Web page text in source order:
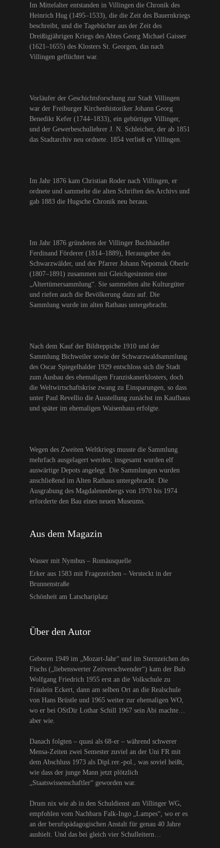
Im Mittelalter entstanden in Villingen die Chronik des
Heinrich Hug (1495–1533), die die Zeit des Bauernkriegs
beschreibt, und die Tagebücher aus der Zeit des
Dreißigjährigen Kriegs des Abtes Georg Michael Gaisser
(1621–1655) des Klosters St. Georgen, das nach
Villingen geflüchtet war.
Vorläufer der Geschichtsforschung zur Stadt Villingen
war der Freiburger Kirchenhistoriker Johann Georg
Benedikt Kefer (1744–1833), ein gebürtiger Villinger,
und der Gewerbeschullehrer J. N. Schleicher, der ab 1851
das Stadtarchiv neu ordnete. 1854 verließ er Villingen.
Im Jahr 1876 kam Christian Roder nach Villingen, er
ordnete und sammelte die alten Schriften des Archivs und
gab 1883 die Hugsche Chronik neu heraus.
Im Jahr 1876 gründeten der Villinger Buchhändler
Ferdinand Förderer (1814–1889), Herausgeber des
Schwarzwälder, und der Pfarrer Johann Nepomuk Oberle
(1807–1891) zusammen mit Gleichgesinnten eine
„Altertümersammlung“. Sie sammelten alte Kulturgüter
und riefen auch die Bevölkerung dazu auf. Die
Sammlung wurde im alten Rathaus untergebracht.
Nach dem Kauf der Bildteppiche 1910 und der
Sammlung Bichweiler sowie der Schwarzwaldsammlung
des Oscar Spiegelhalder 1929 entschloss sich die Stadt
zum Ausbau des ehemaligen Franziskanerklosters, doch
die Weltwirtschaftskrise zwang zu Einsparungen, so dass
unter Paul Revellio die Ausstellung zunächst im Kaufhaus
und später im ehemaligen Waisenhaus erfolgte.
Wegen des Zweiten Weltkriegs musste die Sammlung
mehrfach ausgelagert werden; insgesamt wurden elf
auswärtige Depots angelegt. Die Sammlungen wurden
anschließend im Alten Rathaus untergebracht. Die
Ausgrabung des Magdalenenbergs von 1970 bis 1974
erforderte den Bau eines neuen Museums.
Aus dem Magazin
Wasser mit Nymbus – Romäusquelle
Erker aus 1583 mit Fragezeichen – Versteckt in der
Brunnenstraße
Schönheit am Latschariplatz
Über den Autor
Geboren 1949 im „Mozart-Jahr“ und im Sternzeichen des
Fischs („liebenswerter Zeitverschwender“) kam der Bub
Wolfgang Friedrich 1955 erst an die Volkschule zu
Fräulein Eckert, dann am selben Ort an die Realschule
von Hans Brüstle und 1965 weiter zur ehemaligen WO,
wo er bei OStDir Lothar Schill 1967 sein Abi machte…
aber wie.
Danach folgten – quasi als 68-er – während schwerer
Mensa-Zeiten zwei Semester zuviel an der Uni FR mit
dem Abschluss 1973 als Dipl.rer.-pol., was soviel heißt,
wie dass der junge Mann jetzt plötzlich
„Staatswissenschaftler“ geworden war.
Drum nix wie ab in den Schuldienst am Villinger WG,
empfohlen vom Nachbarn Falk-Ingo „Lampes“, wo er es
an der berufspädagogischen Anstalt für genau 40 Jahre
aushielt. Und das bei gleich vier Schulleitern…